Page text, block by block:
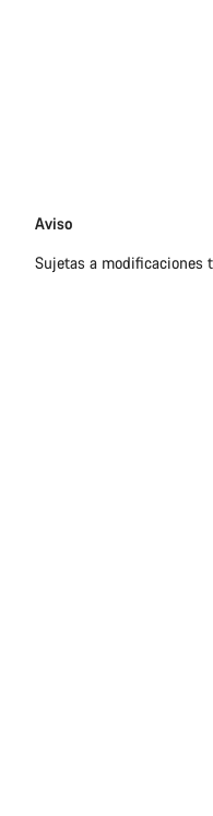
Exención
responsabilidades
Aviso
Sujetas a modificaciones